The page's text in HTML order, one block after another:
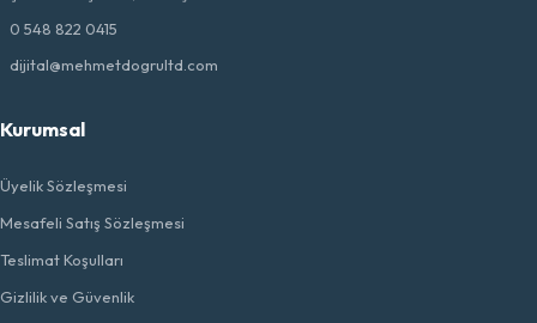
0 548 822 0415
dijital@mehmetdogrultd.com
Kurumsal
Üyelik Sözleşmesi
Mesafeli Satış Sözleşmesi
Teslimat Koşulları
Gizlilik ve Güvenlik